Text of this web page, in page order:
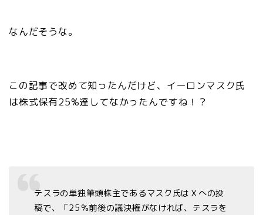
なんだそうな。
この記事で改めて知ったんだけど、イーロンマスク氏
は株式保有25%達してなかったんですね！？
テスラの単独筆頭株主であるマスク氏はＸへの投
稿で、「25％前後の議決権がなければ、テスラを